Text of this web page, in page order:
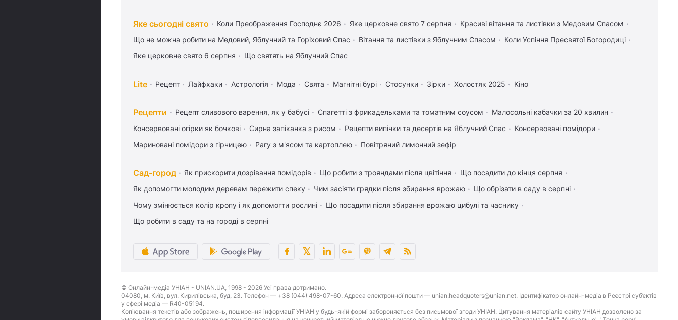
Яке сьогодні свято Коли Преображення Господнє 2026 Яке церковне свято 7 серпня
Красиві вітання та листівки з Медовим Спасом
Що не можна робити на Медовий, Яблучний та Горіховий Спас
Вітання та листівки з Яблучним Спасом
Коли Успіння Пресвятої Богородиці
Яке церковне свято 6 серпня
Що святять на Яблучний Спас
Lite Рецепт Лайфхаки Астрологія Мода Свята Магнітні бурі Стосунки Зірки Холостяк 2025 Кіно
Рецепти Рецепт сливового варення, як у бабусі Спагетті з фрикадельками та томатним соусом
Малосольні кабачки за 20 хвилин
Консервовані огірки як бочкові
Сирна запіканка з рисом Рецепти випічки та десертів на Яблучний Спас
Консервовані помідори
Мариновані помідори з гірчицею
Рагу з м'ясом та картоплею Повітряний лимонний зефір
Сад-город Як прискорити дозрівання помідорів Що робити з трояндами після цвітіння
Що посадити до кінця серпня
Як допомогти молодим деревам пережити спеку
Чим засіяти грядки після збирання врожаю
Що обрізати в саду в серпні
Чому змінюється колір кропу і як допомогти рослині
Що посадити після збирання врожаю цибулі та часнику
Що робити в саду та на городі в серпні
© Онлайн-медіа УНІАН - UNIAN.UA, 1998 - 2026 Усі права дотримано.
04080, м. Київ, вул. Кирилівська, буд. 23. Телефон — +38 (044) 498-07-60. Адреса електронної пошти — unian.headquoters@unian.net. Ідентифікатор онлайн-медіа в Реєстрі суб’єктів
у сфері медіа — R40-05194.
Копіювання текстів або зображень, поширення інформації УНІАН у будь-якій формі забороняється без письмової згоди УНІАН. Цитування матеріалів сайту УНІАН дозволено за